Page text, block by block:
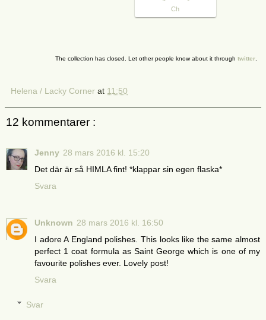
Ch
The collection has closed. Let other people know about it through twitter
Helena / Lacky Corner at 11:50
12 kommentarer :
Jenny 28 mars 2016 kl. 15:20
Det där är så HIMLA fint! *klappar sin egen flaska*
Svara
Unknown 28 mars 2016 kl. 16:50
I adore A England polishes. This looks like the same almost
perfect 1 coat formula as Saint George which is one of my
favourite polishes ever. Lovely post!
Svara
Svar